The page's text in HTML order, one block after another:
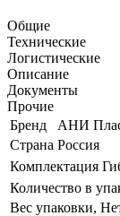
Общие
Технические
Логистические
Описание
Документы
Прочие
Бренд
АНИ
Страна Россия
Комплектация
Количество в
Вес упаковки,